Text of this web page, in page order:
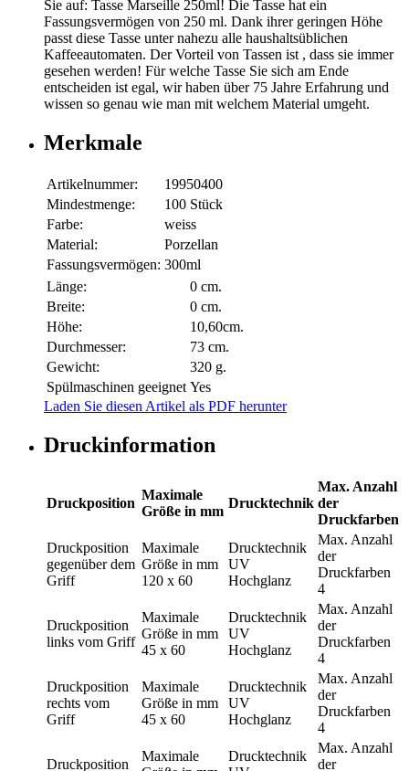
Sie auf: Tasse Marseille 250ml! Die Tasse hat ein
Fassungsvermögen von 250 ml. Dank ihrer geringen Höhe
passt diese Tasse unter nahezu alle haushaltsüblichen
Kaffeeautomaten. Der Vorteil von Tassen ist , dass sie immer
gesehen werden! Für welche Tasse Sie sich am Ende
entscheiden ist egal, wir haben über 75 Jahre Erfahrung und
wissen so genau wie man mit welchem Material umgeht.
Merkmale
Artikelnummer:
19950400
Mindestmenge:
100 Stück
Farbe:
weiss
Material:
Porzellan
Fassungsvermögen: 300ml
Länge:
0 cm.
Breite:
0 cm.
Höhe:
10,60cm.
Durchmesser:
73 cm.
Gewicht:
320 g.
Spülmaschinen geeignet Yes
Laden Sie diesen Artikel als PDF herunter
Druckinformation
Druckposition
Maximale
Größe in mm
Drucktechnik
Max. Anzahl
der
Druckfarben
Druckposition
gegenüber dem
Griff
Maximale
Größe in mm
120 x 60
Drucktechnik
UV
Hochglanz
Max. Anzahl
der
Druckfarben
4
Druckposition
links vom Griff
Maximale
Größe in mm
45 x 60
Drucktechnik
UV
Hochglanz
Max. Anzahl
der
Druckfarben
4
Druckposition
rechts vom
Griff
Maximale
Größe in mm
45 x 60
Drucktechnik
UV
Hochglanz
Max. Anzahl
der
Druckfarben
4
Druckposition
Maximale
Drucktechnik
Max. Anzahl
der